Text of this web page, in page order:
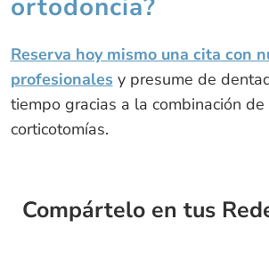
ortodoncia?
Reserva hoy mismo una cita con
profesionales y presume de
tiempo gracias a la combinación
corticotomías.
Compártelo en tus